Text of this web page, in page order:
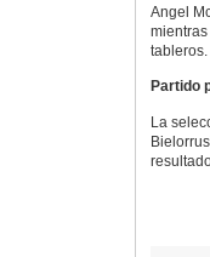
Angel
tableros.
Partido
La